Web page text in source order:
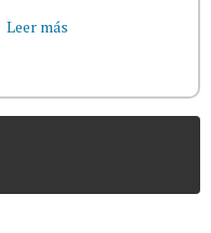
Leer más